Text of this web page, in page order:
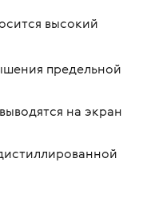
высокий
предельной
на экран